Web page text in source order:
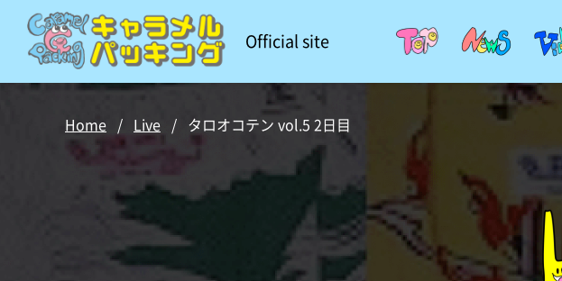
Official site
Home / Live / タロオコテン vol.5 2日目